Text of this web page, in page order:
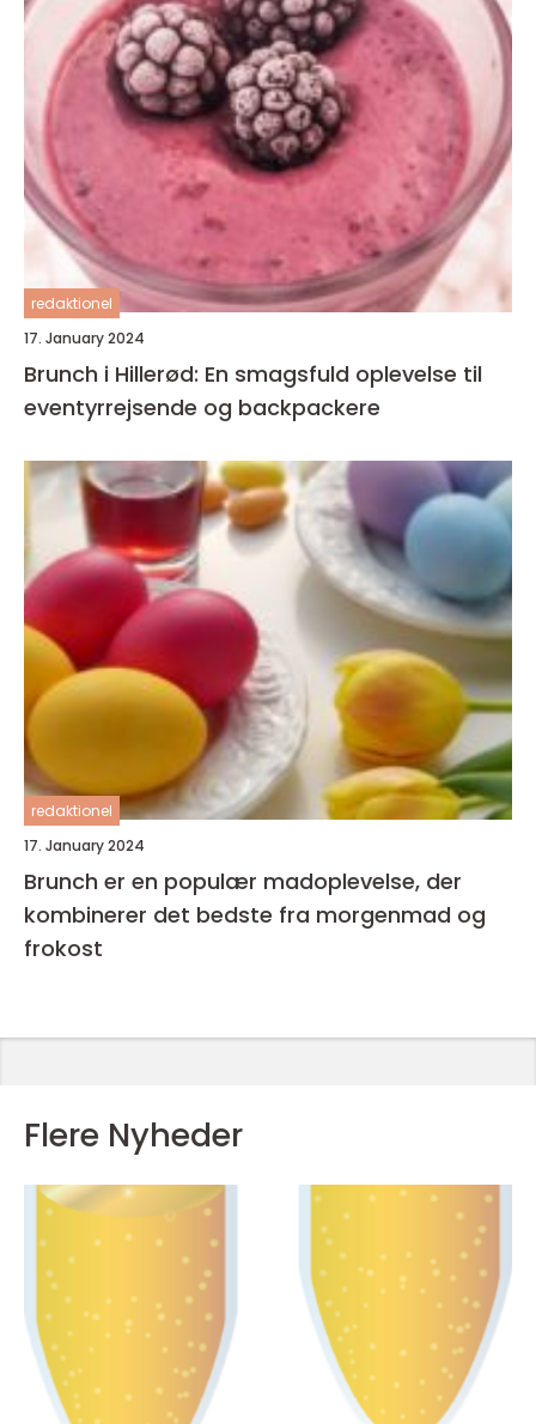
redaktionel
17. January 2024
Brunch i Hillerød: En smagsfuld oplevelse til
eventyrrejsende og backpackere
redaktionel
17. January 2024
Brunch er en populær madoplevelse, der
kombinerer det bedste fra morgenmad og
frokost
Flere Nyheder